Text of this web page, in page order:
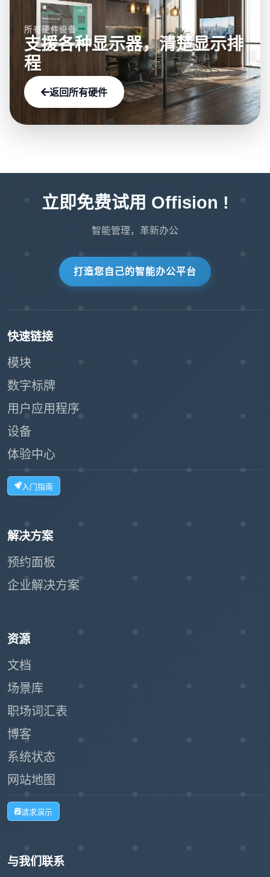
所有硬件设备
支援各种显示器，清楚显示排
程
返回所有硬件
立即免费试用 Offision !
智能管理，革新办公
打造您自己的智能办公平台
快速链接
模块
数字标牌
用户应用程序
设备
体验中心
入门指南
解决方案
预约面板
企业解决方案
资源
文档
场景库
职场词汇表
博客
系统状态
网站地图
请求演示
与我们联系